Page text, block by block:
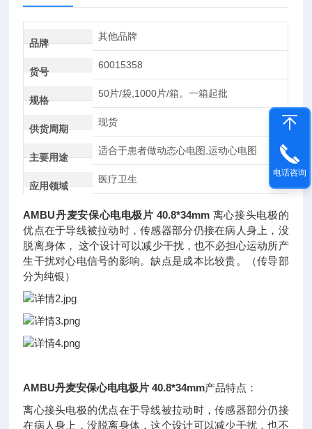
品牌
其他品牌
货号
60015358
规格
50片/袋,1000片/箱。一箱起批
供货周期
现货
主要用途
适合于患者做动态心电图,运动心电图
应用领域
医疗卫生
AMBU丹麦安保心电电极片 40.8*34mm 离心接头电极的
优点在于导线被拉动时，传感器部分仍接在病人身上，没
脱离身体， 这个设计可以减少干扰，也不必担心运动所产
生干扰对心电信号的影响。缺点是成本比较贵。（传导部
分为纯银）
AMBU丹麦安保心电电极片 40.8*34mm产品特点：
离心接头电极的优点在于导线被拉动时，传感器部分仍接
在病人身上，没脱离身体，这个设计可以减少干扰，也不
电话咨询